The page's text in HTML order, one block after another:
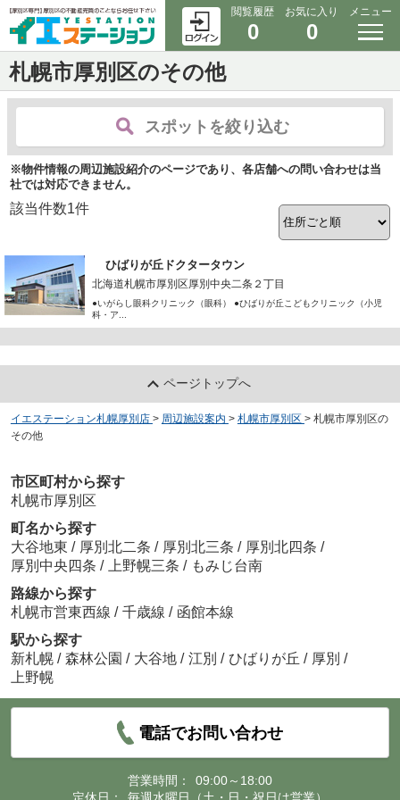
閲覧履歴
0
お気に入り
0
メニュー
札幌市厚別区のその他
スポットを絞り込む
※物件情報の周辺施設紹介のページであり、各店舗への問い合わせは当
社では対応できません。
該当件数1件
ひばりが丘ドクタータウン
北海道札幌市厚別区厚別中央二条２丁目
●いがらし眼科クリニック（眼科） ●ひばりが丘こどもクリニック（小児
科・ア...
ページトップへ
イエステーション札幌厚別店 > 周辺施設案内 > 札幌市厚別区 > 札幌市厚別区の
その他
市区町村から探す
札幌市厚別区
町名から探す
大谷地東 / 厚別北二条 / 厚別北三条 / 厚別北四条 /
厚別中央四条 / 上野幌三条 / もみじ台南
路線から探す
札幌市営東西線 / 千歳線 / 函館本線
駅から探す
新札幌 / 森林公園 / 大谷地 / 江別 / ひばりが丘 / 厚別 /
上野幌
電話でお問い合わせ
営業時間：
09:00～18:00
定休日：
毎週水曜日（土・日・祝日は営業）